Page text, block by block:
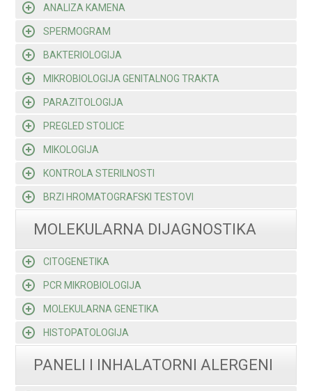
ANALIZA KAMENA
SPERMOGRAM
BAKTERIOLOGIJA
MIKROBIOLOGIJA GENITALNOG TRAKTA
PARAZITOLOGIJA
PREGLED STOLICE
MIKOLOGIJA
KONTROLA STERILNOSTI
BRZI HROMATOGRAFSKI TESTOVI
MOLEKULARNA DIJAGNOSTIKA
CITOGENETIKA
PCR MIKROBIOLOGIJA
MOLEKULARNA GENETIKA
HISTOPATOLOGIJA
PANELI I INHALATORNI ALERGENI